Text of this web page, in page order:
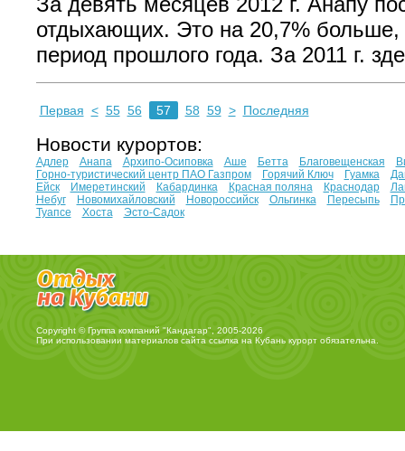
отдыхающих. Это на 20,7% больше,
период прошлого года. За 2011 г.
Первая < 55 56 57 58 59 > Последняя
Новости курортов:
Адлер Анапа Архипо-Осиповка Аше Бетта Благовещенская
Горно-туристический центр ПАО Газпром
Горячий Ключ Гуамка
Ейск
Имеретинский Кабардинка Красная поляна Краснодар
Небуг
Новомихайловский Новороссийск Ольгинка Пересыпь
Туапсе
Хоста Эсто-Садок
Copyright © Группа компаний "Кандагар", 2005-2026
При использовании материалов сайта ссылка на Кубань курортобязательна.